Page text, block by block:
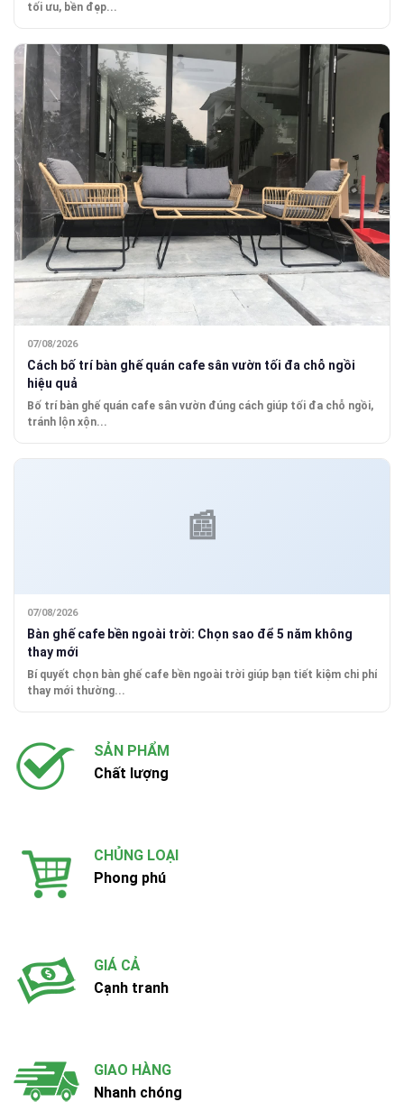
tối ưu, bền đẹp...
07/08/2026
Cách bố trí bàn ghế quán cafe sân vườn tối đa chỗ ngồi
hiệu quả
Bố trí bàn ghế quán cafe sân vườn đúng cách giúp tối đa chỗ ngồi,
tránh lộn xộn...
07/08/2026
Bàn ghế cafe bền ngoài trời: Chọn sao để 5 năm không
thay mới
Bí quyết chọn bàn ghế cafe bền ngoài trời giúp bạn tiết kiệm chi phí
thay mới thường...
SẢN PHẨM
Chất lượng
CHỦNG LOẠI
Phong phú
GIÁ CẢ
Cạnh tranh
GIAO HÀNG
Nhanh chóng